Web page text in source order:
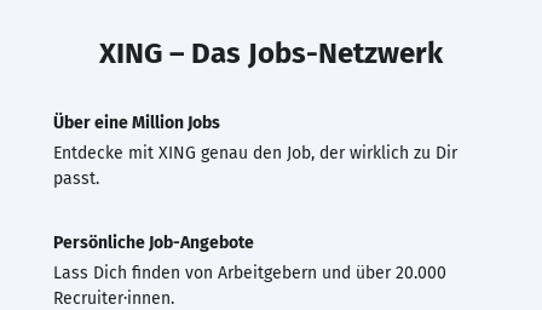
XING – Das Jobs-Netzwerk
Über eine Million Jobs
Entdecke mit XING genau den Job, der wirklich zu Dir
passt.
Persönliche Job-Angebote
Lass Dich finden von Arbeitgebern und über 20.000
Recruiter·innen.